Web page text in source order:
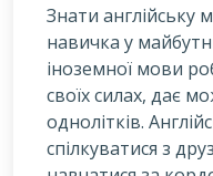
Знати англійську
навичка у
іноземної мови
своїх силах, дає
однолітків.
спілкуватися з